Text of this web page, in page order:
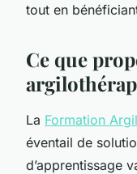
tout en
Ce que
La Formation
éventail de
d’apprentissage